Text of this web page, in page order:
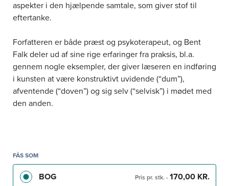
aspekter i den hjælpende samtale, som giver stof til
eftertanke.
Forfatteren er både præst og psykoterapeut, og Bent
Falk deler ud af sine rige erfaringer fra praksis, bl.a.
gennem nogle eksempler, der giver læseren en indføring
i kunsten at være konstruktivt uvidende (“dum”),
afventende (“doven”) og sig selv (“selvisk”) i mødet med
den anden.
ligesom litteraturlisten er blevet opdateret.
Bogen henvender sig til hjælpere i alle kategorier:
FÅS SOM
BOG Pris pr. stk. - 170,00 KR.